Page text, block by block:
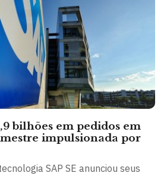
bilhões em pedidos em
impulsionada por
SAP SE anunciou seus